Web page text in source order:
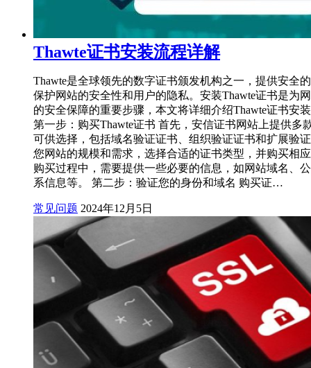
Thawte证书安装流程详解
Thawte是全球领先的数字证书颁发机构之一，提供安全
保护网站的安全性和用户的隐私。安装Thawte证书是为
的安全保障的重要步骤，本文将详细介绍Thawte证书安
第一步：购买Thawte证书 首先，安信证书网站上提供多
可供选择，包括域名验证证书、组织验证证书和扩展验
您网站的规模和需求，选择合适的证书类型，并购买相
购买过程中，需要提供一些必要的信息，如网站域名、
系信息等。 第二步：验证您的身份和域名 购买证…
常见问题 2024年12月5日